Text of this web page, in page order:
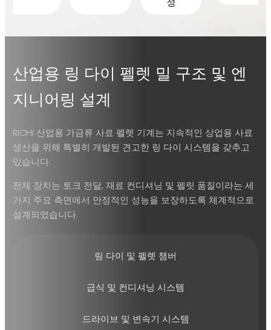
산업용 링 다이 펠렛 밀 구조 및 엔
지니어링 설계
RICHI 산업용 가금류 사료 펠렛 기계는 지속적인 상업용 사료
생산을 위해 특별히 개발된 견고한 링 다이 시스템을 갖추고
있습니다.
전체 장치는 토크 전달, 재료 컨디셔닝 및 펠릿 품질이라는 세
가지 주요 측면에서 안정적인 성능을 보장하도록 체계적으로
설계되었습니다.
링 다이 및 펠렛 챔버
급식 및 컨디셔닝 시스템
드라이브 및 변속기 시스템